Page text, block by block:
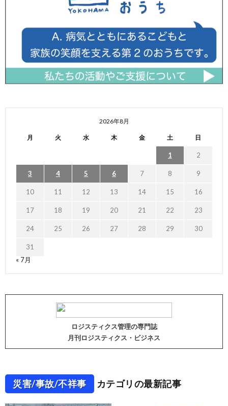
2026年8月
月 火 水 木 金 土 日
1 2
3 4 5 6 7 8 9
10 11 12 13 14 15 16
17 18 19 20 21 22 23
24 25 26 27 28 29 30
31
« 7月
ロジスティクス管理の専門誌
月刊ロジスティクス・ビジネス
災害/事故/不祥事 カテゴリの最新記事